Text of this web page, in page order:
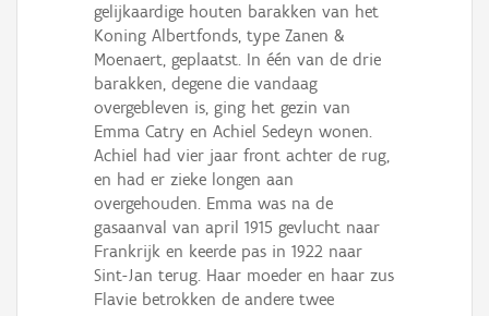
gelijkaardige houten barakken van het
Koning Albertfonds, type Zanen &
Moenaert, geplaatst. In één van de drie
barakken, degene die vandaag
overgebleven is, ging het gezin van
Emma Catry en Achiel Sedeyn wonen.
Achiel had vier jaar front achter de rug,
en had er zieke longen aan
overgehouden. Emma was na de
gasaanval van april 1915 gevlucht naar
Frankrijk en keerde pas in 1922 naar
Sint-Jan terug. Haar moeder en haar zus
Flavie betrokken de andere twee